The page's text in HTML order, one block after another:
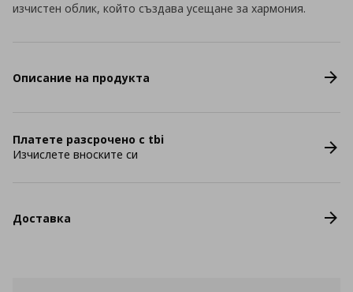
изчистен облик, който създава усещане за хармония.
Описание на продукта
Платете разсрочено с tbi
Изчислете вноските си
Доставка